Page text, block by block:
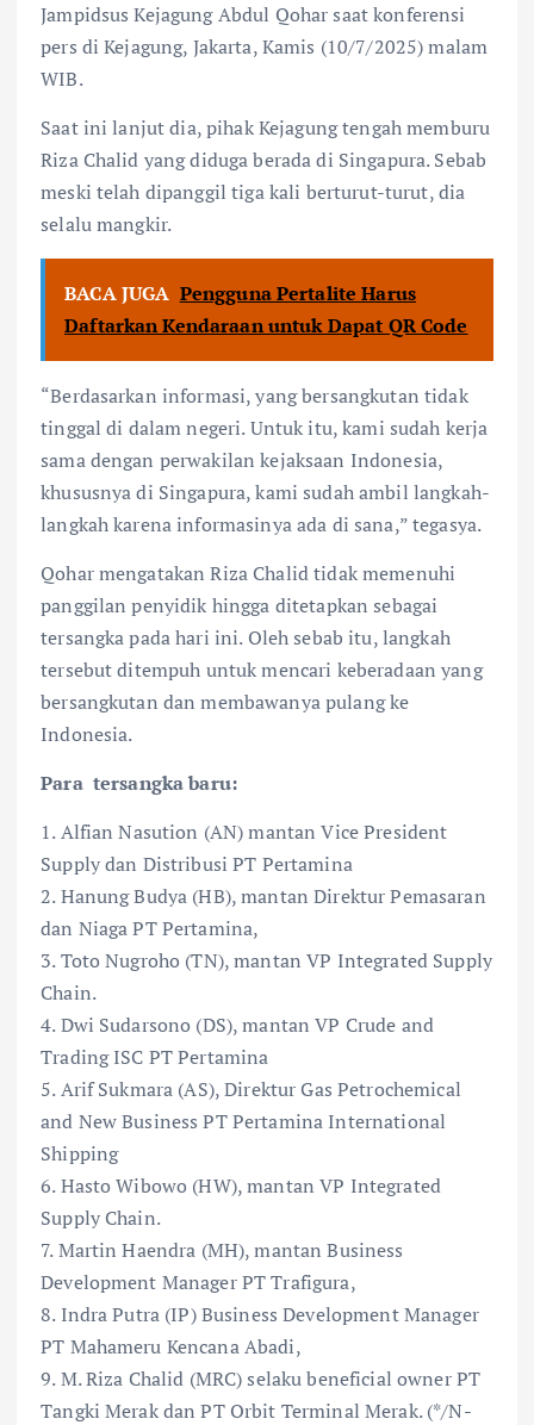
Jampidsus Kejagung Abdul Qohar saat konferensi
pers di Kejagung, Jakarta, Kamis (10/7/2025) malam
WIB.
Saat ini lanjut dia, pihak Kejagung tengah memburu
Riza Chalid yang diduga berada di Singapura. Sebab
meski telah dipanggil tiga kali berturut-turut, dia
selalu mangkir.
BACA JUGA Pengguna Pertalite Harus
Daftarkan Kendaraan untuk Dapat QR Code
“Berdasarkan informasi, yang bersangkutan tidak
tinggal di dalam negeri. Untuk itu, kami sudah kerja
sama dengan perwakilan kejaksaan Indonesia,
khususnya di Singapura, kami sudah ambil langkah-
langkah karena informasinya ada di sana,” tegasya.
Qohar mengatakan Riza Chalid tidak memenuhi
panggilan penyidik hingga ditetapkan sebagai
tersangka pada hari ini. Oleh sebab itu, langkah
tersebut ditempuh untuk mencari keberadaan yang
bersangkutan dan membawanya pulang ke
Indonesia.
Para tersangka baru:
1. Alfian Nasution (AN) mantan Vice President
Supply dan Distribusi PT Pertamina
2. Hanung Budya (HB), mantan Direktur Pemasaran
dan Niaga PT Pertamina,
3. Toto Nugroho (TN), mantan VP Integrated Supply
Chain.
4. Dwi Sudarsono (DS), mantan VP Crude and
Trading ISC PT Pertamina
5. Arif Sukmara (AS), Direktur Gas Petrochemical
and New Business PT Pertamina International
Shipping
6. Hasto Wibowo (HW), mantan VP Integrated
Supply Chain.
7. Martin Haendra (MH), mantan Business
Development Manager PT Trafigura,
8. Indra Putra (IP) Business Development Manager
PT Mahameru Kencana Abadi,
9. M. Riza Chalid (MRC) selaku beneficial owner PT
Tangki Merak dan PT Orbit Terminal Merak. (*/N-